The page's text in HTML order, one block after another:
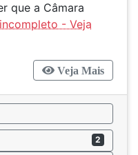
que a Câmara
Veja Mais
2